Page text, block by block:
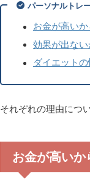
パーソナルトレ
お金が高いか
効果が出な
ダイエット
それぞれの理由につ
お金が高いか